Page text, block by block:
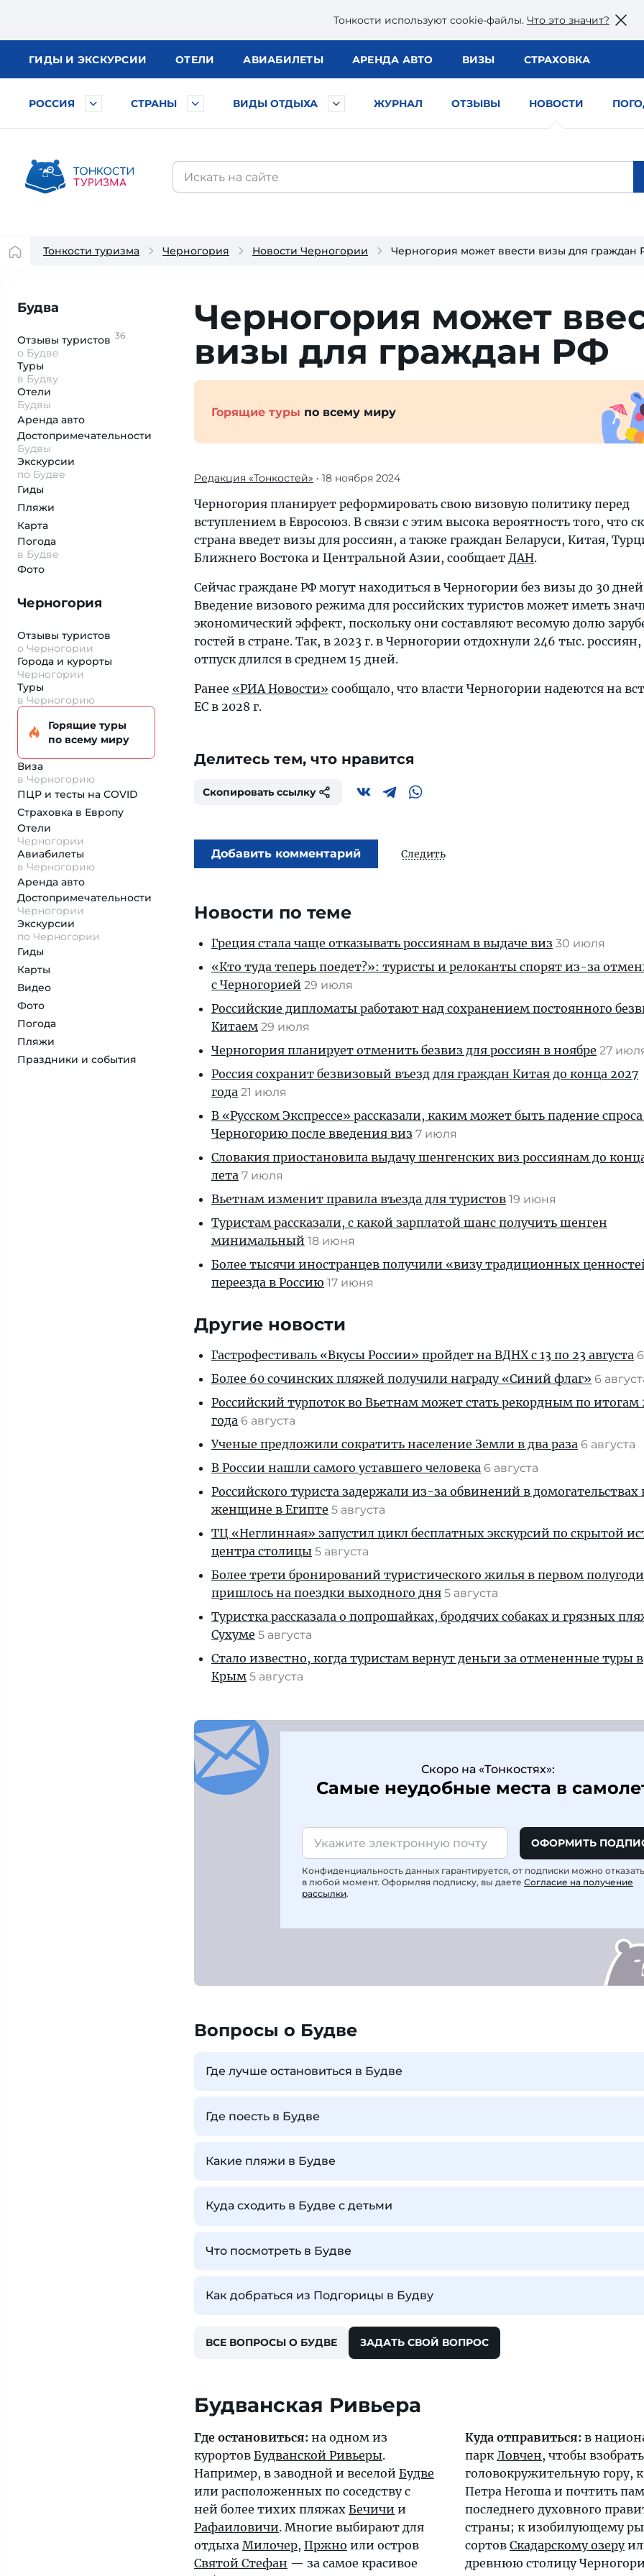
Тонкости используют сookie-файлы. Что это значит?
ГИДЫ И ЭКСКУРСИИ ОТЕЛИ АВИАБИЛЕТЫ АРЕНДА АВТО ВИЗЫ СТРАХОВКА
РОССИЯ СТРАНЫ ВИДЫ ОТДЫХА ЖУРНАЛ ОТЗЫВЫ НОВОСТИ
Тонкости туризма Черногория Новости Черногории Черногория может ввести визы для граждан
Будва
Отзывы туристов 36
о Будве
Туры
в Будву
Отели
Будвы
Аренда авто
Достопримеча­тельности
Будвы
Экскурсии
по Будве
Гиды
Пляжи
Карта
Погода
в Будве
Фото
Черногория
Отзывы туристов
о Черногории
Города и курорты
Черногории
Туры
в Черногорию
Горящие туры
по всему миру
Виза
в Черногорию
ПЦР и тесты на COVID
Страховка в Европу
Отели
Черногории
Авиабилеты
в Черногорию
Аренда авто
Достопримеча­тельности
Черногории
Экскурсии
по Черногории
Гиды
Карты
Видео
Фото
Погода
Пляжи
Праздники и события
Черногория может
ви­зы для граждан РФ
Горящие туры по всему миру
Редакция «Тонкостей» • 18 ноября 2024
Черногория планирует реформировать свою визовую политику перед
вступлением в Евросоюз. В связи с этим высока вероятность того, что
страна введет визы для россиян, а также граждан Беларуси, Китая,
Ближнего Востока и Центральной Азии, сообщает ДАН.
Сейчас граждане РФ могут находиться в Черногории без визы до 30
Введение визового режима для российских туристов может иметь
экономический эффект, поскольку они составляют весомую долю
гостей в стране. Так, в 2023 г. в Черногории отдохнули 246 тыс. россиян,
отпуск длился в среднем 15 дней.
Ранее «РИА Новости» сообщало, что власти Черногории надеются на
ЕС в 2028 г.
Делитесь тем, что нравится
Скопировать ссылку
Добавить комментарий Следить
Новости по теме
Греция стала чаще отказывать россиянам в выдаче виз 30 июля
«Кто туда теперь поедет?»: туристы и релоканты спорят из-за
с Черногорией 29 июля
Российские дипломаты работают над сохранением постоянного
Китаем 29 июля
Черногория планирует отменить безвиз для россиян в ноябре 27
Россия сохранит безвизовый въезд для граждан Китая до конца 2027
года 21 июля
В «Русском Экспрессе» рассказали, каким может быть падение
Черногорию после введения виз 7 июля
Словакия приостановила выдачу шенгенских виз россиянам до
лета 7 июля
Вьетнам изменит правила въезда для туристов 19 июня
Туристам рассказали, с какой зарплатой шанс получить шенген
минимальный 18 июня
Более тысячи иностранцев получили «визу традиционных
переезда в Россию 17 июня
Другие новости
Гастрофестиваль «Вкусы России» пройдет на ВДНХ с 13 по 23 августа
Более 60 сочинских пляжей получили награду «Синий флаг» 6
Российский турпоток во Вьетнам может стать рекордным по итогам
года 6 августа
Ученые предложили сократить население Земли в два раза 6 августа
В России нашли самого уставшего человека 6 августа
Российского туриста задержали из-за обвинений в домогательствах
женщине в Египте 5 августа
ТЦ «Неглинная» запустил цикл бесплатных экскурсий по скрытой
центра столицы 5 августа
Более трети бронирований туристического жилья в первом
пришлось на поездки выходного дня 5 августа
Туристка рассказала о попрошайках, бродячих собаках и грязных
Сухуме 5 августа
Стало известно, когда туристам вернут деньги за отмененные туры в
Крым 5 августа
Скоро на «Тонкостях»:
Самые неудобные места в
ОФОРМИТЬ
Конфиденциальность данных гарантируется, от подписки можно
в любой момент. Оформляя подписку, вы даете Согласие на получение
рассылки.
Вопросы о Будве
Где лучше остановиться в Будве
Где поесть в Будве
Какие пляжи в Будве
Куда сходить в Будве с детьми
Что посмотреть в Будве
Как добраться из Подгорицы в Будву
ВСЕ ВОПРОСЫ О БУДВЕ ЗАДАТЬ СВОЙ ВОПРОС
Будванская Ривьера
Где остановиться: на одном из
курортов Будванской Ривьеры.
Например, в заводной и веселой Будве
или расположенных по соседству с
ней более тихих пляжах Бечичи и
Рафаиловичи. Многие выбирают для
отдыха Милочер, Пржно или остров
Святой Стефан — за самое красивое
Куда отправиться: в
паркЛовчен, чтобы
головокружительную гору,
Петра Негоша и почтить
последнего духовного
страны; к изобилующему
сортов Скадарскому озеру
древнюю столицу